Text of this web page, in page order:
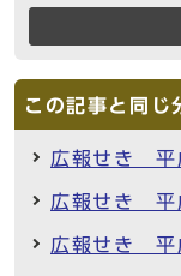
この記事と同じ
広報せき 平
広報せき 平
広報せき 平